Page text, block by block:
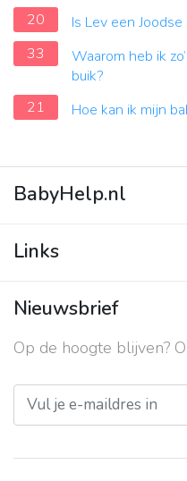
20
Is Lev een Joodse
33
Waarom heb ik
buik?
21
Hoe kan ik mijn
BabyHelp.nl
Vraag & Antwoord
Links
Contact
Over ons
Privacy beleid
Nieuwsbrief
Op de hoogte blijven?